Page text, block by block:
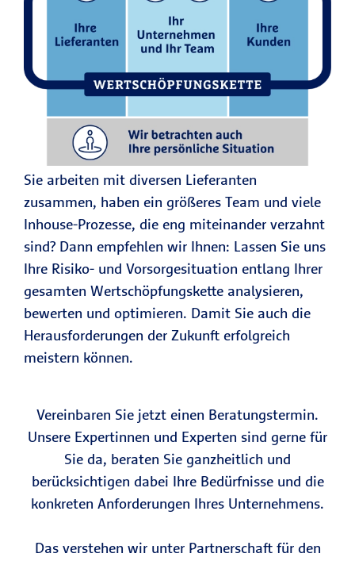
Sie arbeiten mit diversen Lieferanten
zusammen, haben ein größeres Team und viele
Inhouse-Prozesse, die eng miteinander verzahnt
sind? Dann empfehlen wir Ihnen: Lassen Sie uns
Ihre Risiko- und Vorsorgesituation entlang Ihrer
gesamten Wertschöpfungskette analysieren,
bewerten und optimieren. Damit Sie auch die
Herausforderungen der Zukunft erfolgreich
meistern können.
Vereinbaren Sie jetzt einen Beratungstermin.
Unsere Expertinnen und Experten sind gerne für
Sie da, beraten Sie ganzheitlich und
berücksichtigen dabei Ihre Bedürfnisse und die
konkreten Anforderungen Ihres Unternehmens.
Das verstehen wir unter Partnerschaft für den